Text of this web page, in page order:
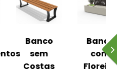
Banco
sem
Costas
Banco
Floreira